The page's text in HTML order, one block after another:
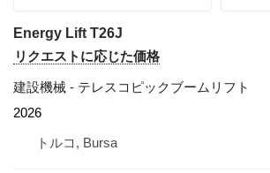
Energy Lift T26J
リクエストに応じた価格
建設機械 - テレスコピックブームリフト
2026
トルコ, Bursa